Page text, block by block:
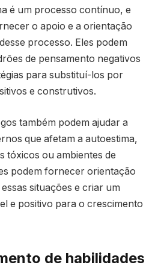
é um processo contínuo, e
o apoio e a orientação
processo. Eles podem
de pensamento negativos
para substituí-los por
e construtivos.
também podem ajudar a
que afetam a autoestima,
tóxicos ou ambientes de
podem fornecer orientação
situações e criar um
e positivo para o crescimento
de habilidades